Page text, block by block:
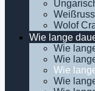
Wolof
Wie lange
Wie
Wie
Wie
Wie